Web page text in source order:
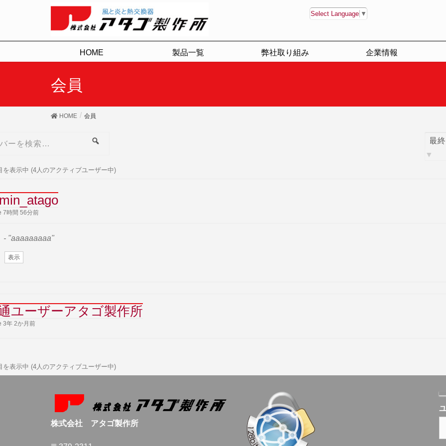
Select Language ▼
HOME 製品一覧 弊社取り組み 企業情報
会員
HOME 会員
を表示中 (4人のアクティブユーザー中)
7時間 56分前
- "aaaaaaaaa"
表示
ユーザーアタゴ製作所
3年 2か月前
を表示中 (4人のアクティブユーザー中)
株式会社 アタゴ製作所